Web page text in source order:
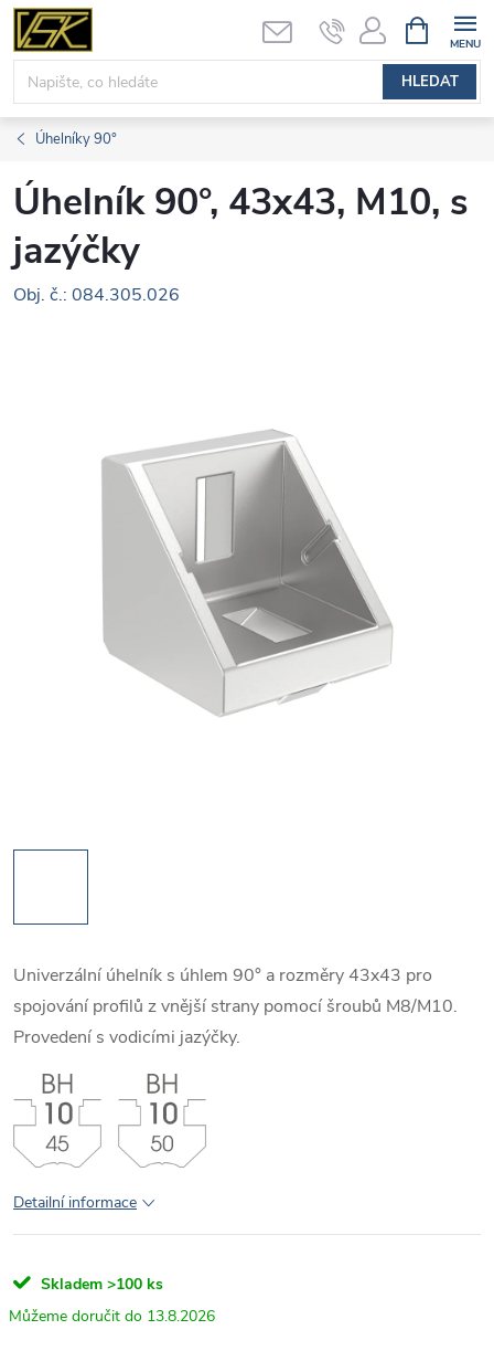
Přejít
obsah
HLEDAT
NÁKUPNÍ
KOŠÍK
Úhelníky 90°
Úhelník 90°, 43x43, M10, s
jazýčky
Obj. č.: 084.305.026
Univerzální úhelník s úhlem 90° a rozměry 43x43 pro
spojování profilů z vnější strany pomocí šroubů M8/M10.
Provedení s vodicími jazýčky.
Detailní informace
Skladem >100 ks
13.8.2026